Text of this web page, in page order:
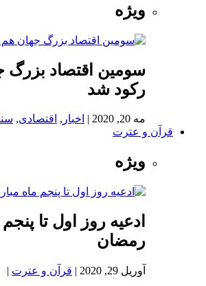
ویژه
سومین اقتصاد بزرگ
رکود شد
مه 20, 2020 | اخبار , اقتصادی,
قرآن و عترت
ویژه
ادعيه روز اول تا
رمضان
آوریل 29, 2020 | قرآن و عترت |